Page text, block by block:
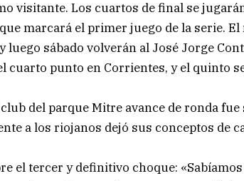
visitante. Los cuartos de final se
marcará el primer juego de la serie.
sábado volverán al José Jorge
cuarto punto en Corrientes, y el quinto
del parque Mitre avance de ronda
a los riojanos dejó sus conceptos de
el tercer y definitivo choque: